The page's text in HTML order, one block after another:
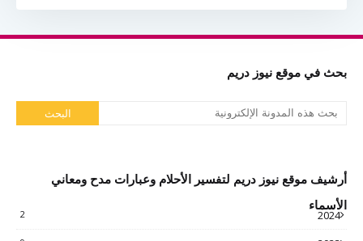
بحث في موقع نيوز دريم
أرشيف موقع نيوز دريم لتفسير الأحلام وعبارات مدح ومعاني
الأسماء
2024
2